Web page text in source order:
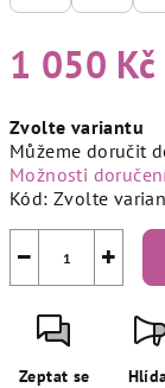
1 050 Kč
cena:
Zvolte variantu
Můžeme doručit
Možnosti
Kód: Zvolte
+
−
Zeptat se